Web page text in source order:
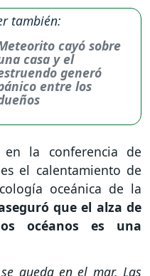
también:
cayó sobre
casa y el
generó
entre los
la conferencia de
el calentamiento de
oceánica de la
que el alza de
océanos es una
queda en el mar. Las